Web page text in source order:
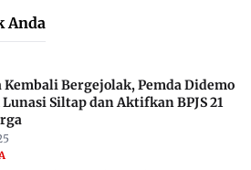
Anda
Kembali Bergejolak, Pemda Didemo
Siltap dan Aktifkan BPJS 21